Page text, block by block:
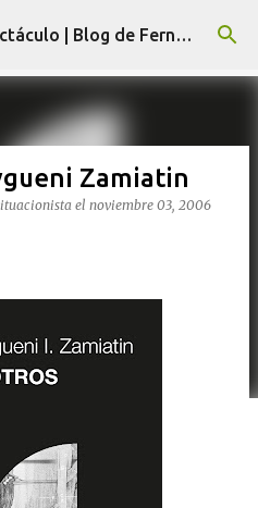
principal la situación del espectáculo | Blog de Fernando Díaz
Zamiatin
el noviembre 03, 2006